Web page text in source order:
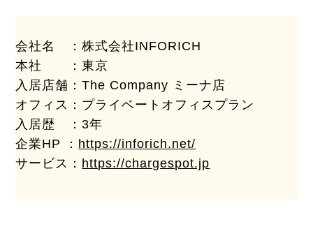
会社名 ：株式会社INFORICH
本社 ：東京
入居店舗：The Company ミーナ店
オフィス：プライベートオフィスプラン
入居歴 ：3年
企業HP ： https://inforich.net/
サービス： https://chargespot.jp